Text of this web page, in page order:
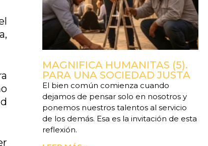
MAGNIFICA HUMANITAS (5).
PARA UNA SOCIEDAD JUSTA
El bien común comienza cuando
dejamos de pensar solo en nosotros y
ponemos nuestros talentos al servicio
de los demás. Esa es la invitación de esta
reflexión.